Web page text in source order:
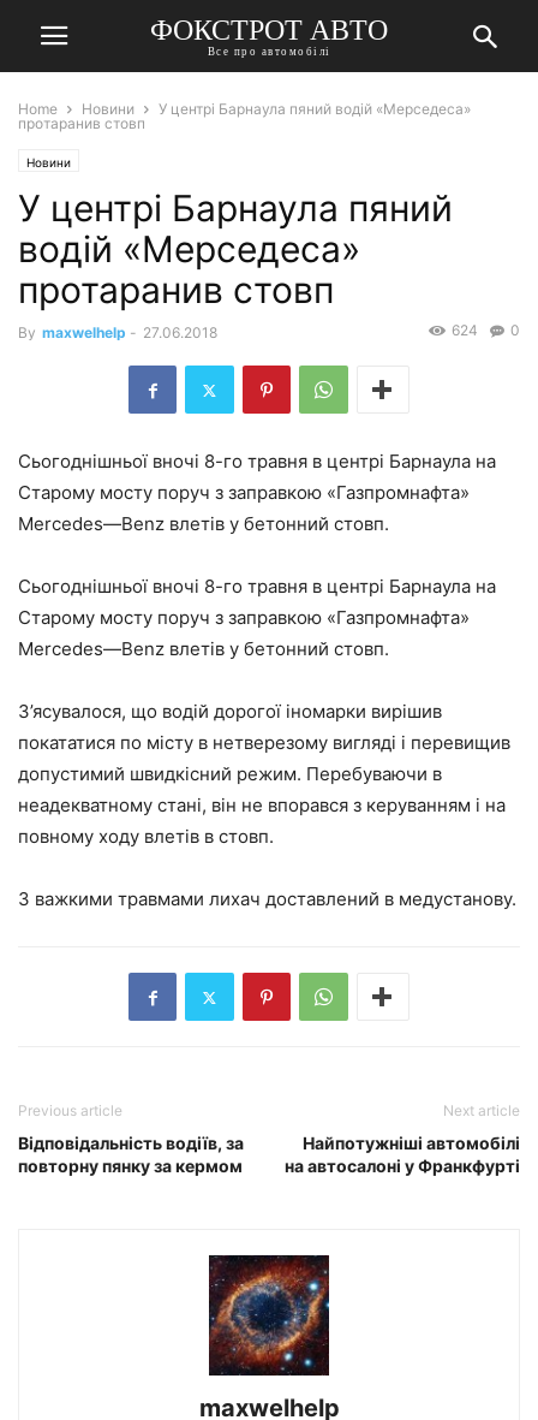
ФОКСТРОТ АВТО
Все про автомобілі
Home Новини
У центрі Барнаула пяний водій «Мерседеса»
протаранив стовп
Новини
У центрі Барнаула пяний
водій «Мерседеса»
протаранив стовп
By maxwelhelp - 27.06.2018 0
624
Сьогоднішньої вночі 8-го травня в центрі Барнаула на
Старому мосту поруч з заправкою «Газпромнафта»
Mercedes—Benz влетів у бетонний стовп.
Сьогоднішньої вночі 8-го травня в центрі Барнаула на
Старому мосту поруч з заправкою «Газпромнафта»
Mercedes—Benz влетів у бетонний стовп.
З’ясувалося, що водій дорогої іномарки вирішив
покататися по місту в нетверезому вигляді і перевищив
допустимий швидкісний режим. Перебуваючи в
неадекватному стані, він не впорався з керуванням і на
повному ходу влетів в стовп.
З важкими травмами лихач доставлений в медустанову.
Previous article
Відповідальність водіїв, за
повторну пянку за кермом
Next article
Найпотужніші автомобілі
на автосалоні у Франкфурті
maxwelhelp